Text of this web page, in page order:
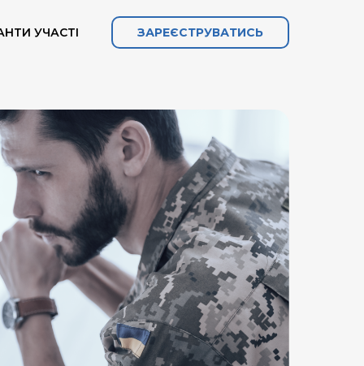
УЧАСТІ ЗАРЕЄСТРУВАТИСЬ